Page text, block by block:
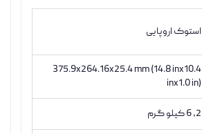
استوک اروپایی
375.9x264.16x25.4 mm (14.8 inx10.4
inx1.0 in)
2, 6 کیلو گرم